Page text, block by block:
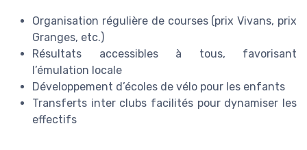
Organisation régulière de courses (prix Vivans, prix
Granges, etc.)
Résultats accessibles à tous, favorisant
l’émulation locale
Développement d’écoles de vélo pour les enfants
Transferts inter clubs facilités pour dynamiser les
effectifs